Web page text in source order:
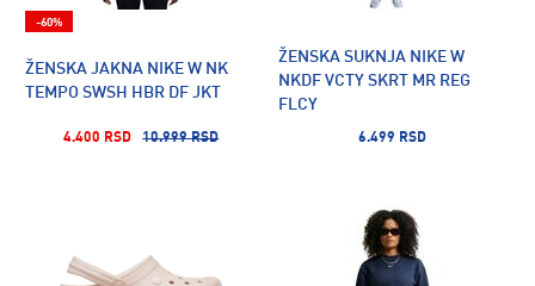
ŽENSKA JAKNA NIKE W NK
TEMPO SWSH HBR DF JKT
4.400 RSD 10.999 RSD
-60%
ŽENSKA SUKNJA NIKE W
NKDF VCTY SKRT MR REG
FLCY
6.499 RSD